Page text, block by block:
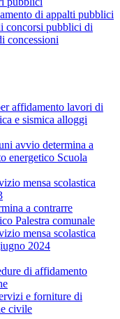
di appalti pubblici
concorsi pubblici di
concessioni
affidamento lavori di
e sismica alloggi
avvio determina a
energetico Scuola
mensa scolastica
a contrarre
Palestra comunale
mensa scolastica
2024
di affidamento
e forniture di
civile